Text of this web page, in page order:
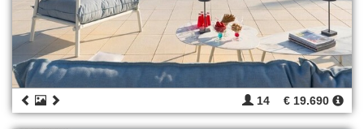
14 € 19.690